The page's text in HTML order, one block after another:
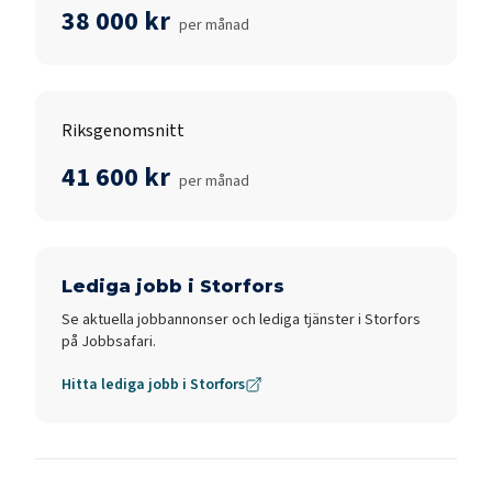
38 000 kr per månad
Riksgenomsnitt
41 600 kr per månad
Lediga jobb i Storfors
Se aktuella jobbannonser och lediga tjänster i Storfors
på Jobbsafari.
Hitta lediga jobb i Storfors